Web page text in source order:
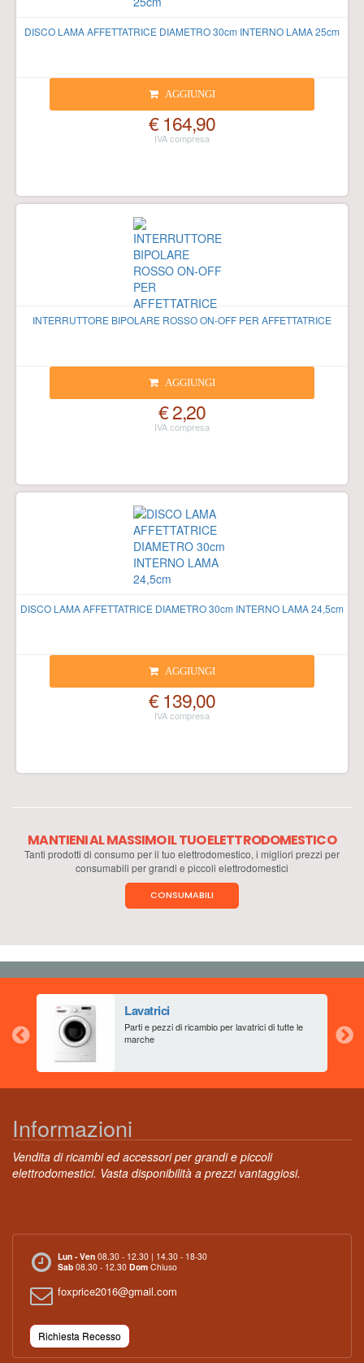
DISCO LAMA AFFETTATRICE DIAMETRO 30cm INTERNO LAMA 25cm
AGGIUNGI
€ 164,90
INTERRUTTORE BIPOLARE ROSSO ON-OFF PER AFFETTATRICE
AGGIUNGI
€ 2,20
DISCO LAMA AFFETTATRICE DIAMETRO 30cm INTERNO LAMA 24,5cm
AGGIUNGI
€ 139,00
MANTIENI AL MASSIMO IL TUO ELETTRODOMESTICO
Tanti prodotti di consumo per il tuo elettrodomestico, i migliori prezzi per
consumabili per grandi e piccoli elettrodomestici
CONSUMABILI
Lavatrici
Parti e pezzi di ricambio per lavatrici di tutte le
marche
Informazioni
Vendita di ricambi ed accessori per grandi e piccoli
elettrodomestici. Vasta disponibilità a prezzi vantaggiosi.
Lun - Ven 08.30 - 12.30 | 14.30 - 18-30
Sab 08.30 - 12.30 Dom Chiuso
foxprice2016@gmail.com
Richiesta Recesso